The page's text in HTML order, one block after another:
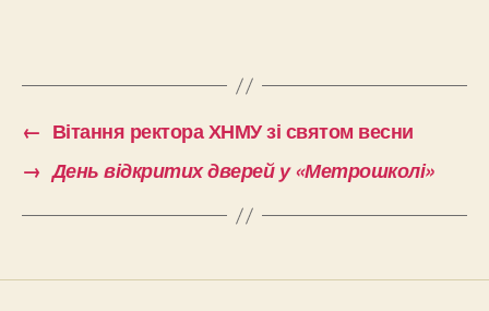
← Вітання ректора ХНМУ зі святом весни
→ День відкритих дверей у «Метрошколі»